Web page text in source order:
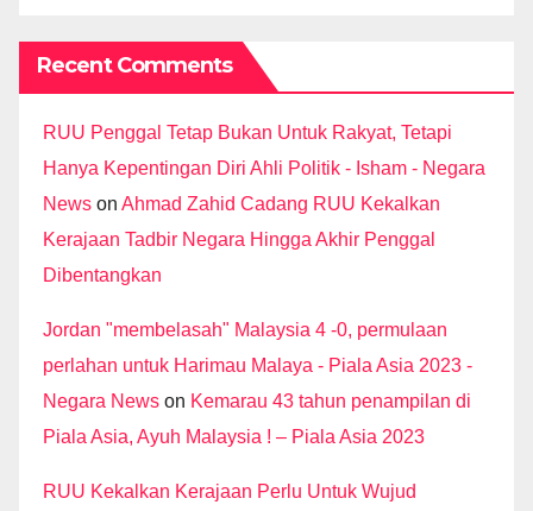
Recent Comments
RUU Penggal Tetap Bukan Untuk Rakyat, Tetapi
Hanya Kepentingan Diri Ahli Politik - Isham - Negara
News on Ahmad Zahid Cadang RUU Kekalkan
Kerajaan Tadbir Negara Hingga Akhir Penggal
Dibentangkan
Jordan "membelasah" Malaysia 4 -0, permulaan
perlahan untuk Harimau Malaya - Piala Asia 2023 -
Negara News on Kemarau 43 tahun penampilan di
Piala Asia, Ayuh Malaysia ! – Piala Asia 2023
RUU Kekalkan Kerajaan Perlu Untuk Wujud